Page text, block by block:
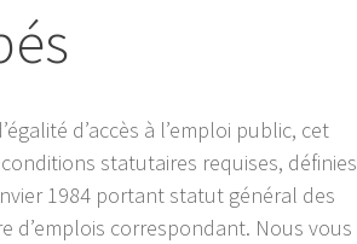
d’accès à l’emploi public, cet
statutaires requises, définies
1984 portant statut général des
d’emplois correspondant. Nous vous